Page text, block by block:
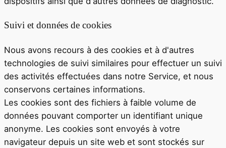
Suivi et données de cookies
Nous avons recours à des cookies et à d'autres
technologies de suivi similaires pour effectuer un suivi
des activités effectuées dans notre Service, et nous
conservons certaines informations.
Les cookies sont des fichiers à faible volume de
données pouvant comporter un identifiant unique
anonyme. Les cookies sont envoyés à votre
navigateur depuis un site web et sont stockés sur